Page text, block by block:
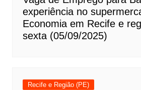
experiência no
Economia em Recife e
sexta (05/09/2025)
Recife e Região (PE)